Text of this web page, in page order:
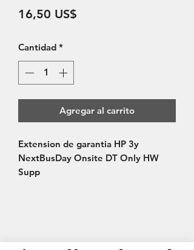
16,50 US$
Cantidad *
Agregar al carrito
Extension de garantia HP 3y
NextBusDay Onsite DT Only HW
Supp